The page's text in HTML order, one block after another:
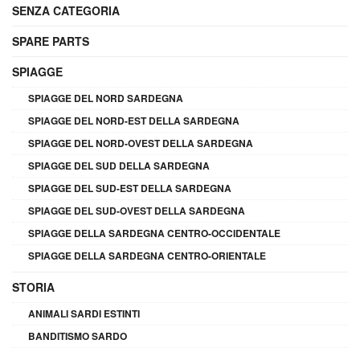
SENZA CATEGORIA
SPARE PARTS
SPIAGGE
SPIAGGE DEL NORD SARDEGNA
SPIAGGE DEL NORD-EST DELLA SARDEGNA
SPIAGGE DEL NORD-OVEST DELLA SARDEGNA
SPIAGGE DEL SUD DELLA SARDEGNA
SPIAGGE DEL SUD-EST DELLA SARDEGNA
SPIAGGE DEL SUD-OVEST DELLA SARDEGNA
SPIAGGE DELLA SARDEGNA CENTRO-OCCIDENTALE
SPIAGGE DELLA SARDEGNA CENTRO-ORIENTALE
STORIA
ANIMALI SARDI ESTINTI
BANDITISMO SARDO